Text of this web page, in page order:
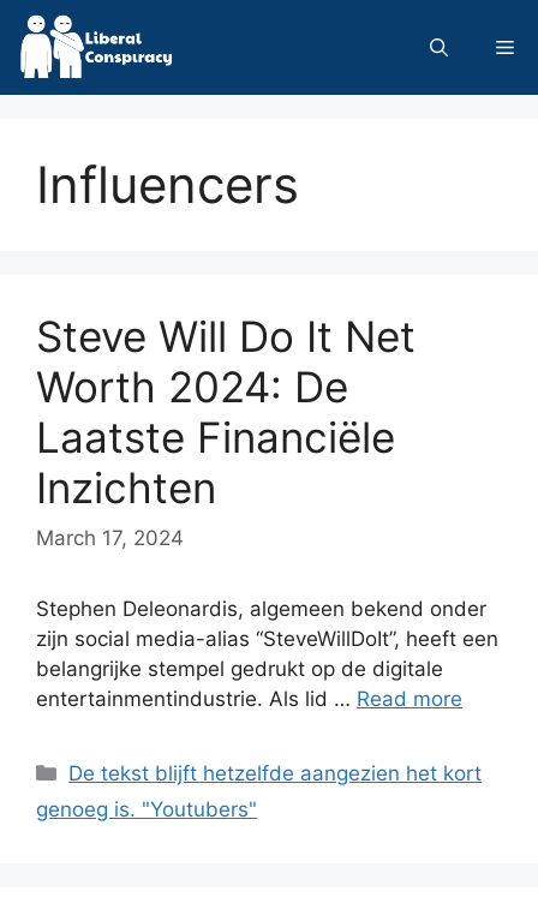
Skip
content
Influencers
Steve Will Do It Net
Worth 2024: De
Laatste Financiële
Inzichten
March 17, 2024
Stephen Deleonardis, algemeen bekend onder
zijn social media-alias “SteveWillDoIt”, heeft een
belangrijke stempel gedrukt op de digitale
entertainmentindustrie. Als lid … Read more
Categories
De tekst blijft hetzelfde aangezien het kort
genoeg is. "Youtubers"